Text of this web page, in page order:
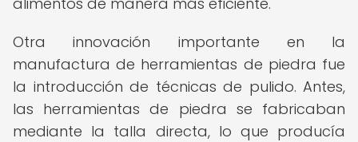
Otra innovación importante en la
manufactura de herramientas de piedra fue
la introducción de técnicas de pulido. Antes,
las herramientas de piedra se fabricaban
mediante la talla directa, lo que producía